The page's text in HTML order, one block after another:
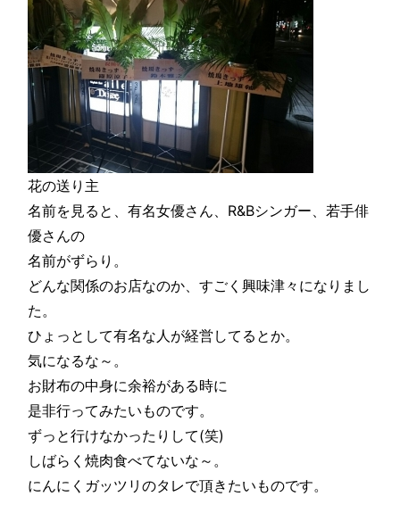
花の送り主
名前を見ると、有名女優さん、R&Bシンガー、若手俳
優さんの
名前がずらり。
どんな関係のお店なのか、すごく興味津々になりまし
た。
ひょっとして有名な人が経営してるとか。
気になるな～。
お財布の中身に余裕がある時に
是非行ってみたいものです。
ずっと行けなかったりして(笑)
しばらく焼肉食べてないな～。
にんにくガッツリのタレで頂きたいものです。